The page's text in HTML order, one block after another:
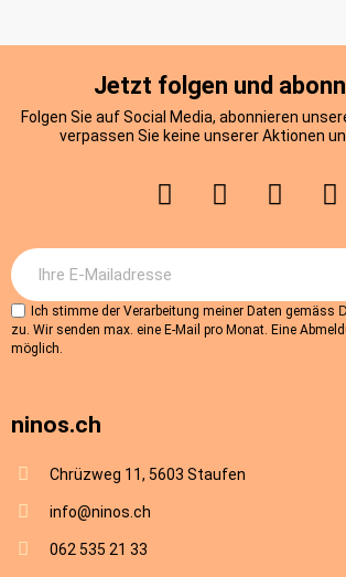
Jetzt folgen und
Folgen Sie auf Social Media, abonnieren
verpassen Sie keine unserer Aktionen
Ich stimme der Verarbeitung meiner Daten gemäss
zu. Wir senden max. eine E-Mail pro Monat. Eine
möglich.
ninos.ch
Chrüzweg 11, 5603 Staufen
info@ninos.ch
062 535 21 33